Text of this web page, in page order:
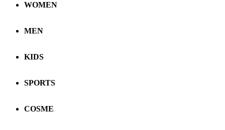
WOMEN
MEN
KIDS
SPORTS
COSME